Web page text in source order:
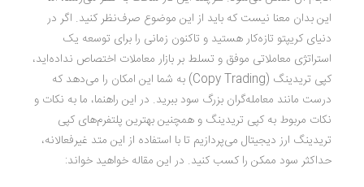
این بدان معنا نیست که باید از این موضوع صرف‌نظر کنید. اگر در
دنیای کریپتو تازه‌کار هستید و تاکنون زمانی را برای توسعه یک
استراتژی معاملاتی موفق و تسلط بر بازار معاملات اختصاص نداده‌اید،
کپی تریدینگ (Copy Trading) به شما این امکان را می‌دهد که
درست مانند معامله‌گران بزرگ سود ببرید. در این راهنما، ما به نکات و
نکات مربوط به کپی تریدینگ و همچنین بهترین پلتفرم‌های کپی
تریدینگ ارز دیجیتال می‌پردازیم تا با استفاده از این متد غیرفعالانه،
حداکثر سود ممکن را کسب کنید. در این مقاله خواهید خواند: